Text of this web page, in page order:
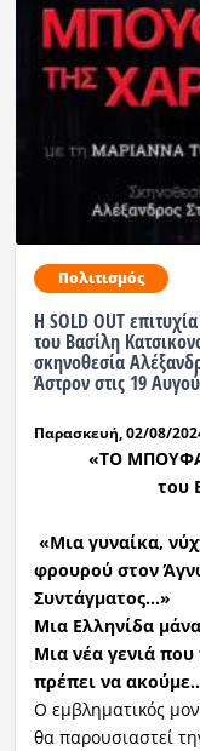
Πολιτισμός
H SOLD OUT
του Βασίλη
σκηνοθεσία
Άστρον στις 19
Παρασκευή, 02/08/
«ΤΟ
του
«Μια γυναίκα,
φρουρού στον
Συντάγματος…»
Μια Ελληνίδα
Μια νέα γενιά
πρέπει να
Ο εμβληματικός
θα παρουσιαστεί